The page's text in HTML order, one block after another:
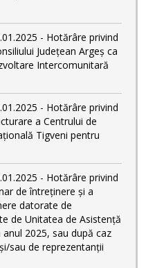
- Hotărâre privind
Județean Argeș ca
Intercomunitară
- Hotărâre privind
a Centrului de
Tigveni pentru
- Hotărâre privind
de întreținere și a
datorate de
de Unitatea de Asistență
2025, sau după caz
sau de reprezentanții